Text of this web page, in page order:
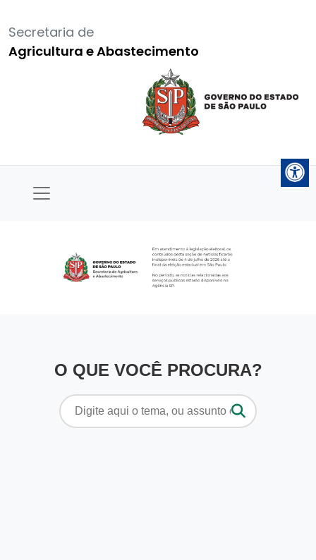
Secretaria de
Agricultura e Abastecimento
O QUE VOCÊ PROCURA?
Pesquisar
por: